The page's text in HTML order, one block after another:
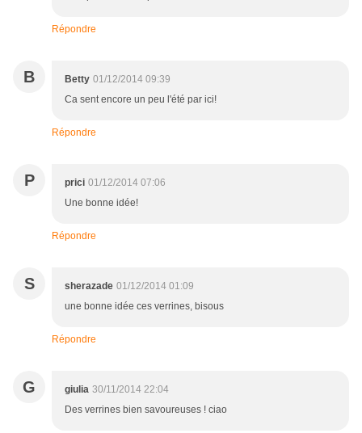
Répondre
B Betty 01/12/2014 09:39
Ca sent encore un peu l'été par ici!
Répondre
P prici 01/12/2014 07:06
Une bonne idée!
Répondre
S sherazade 01/12/2014 01:09
une bonne idée ces verrines, bisous
Répondre
G giulia 30/11/2014 22:04
Des verrines bien savoureuses ! ciao